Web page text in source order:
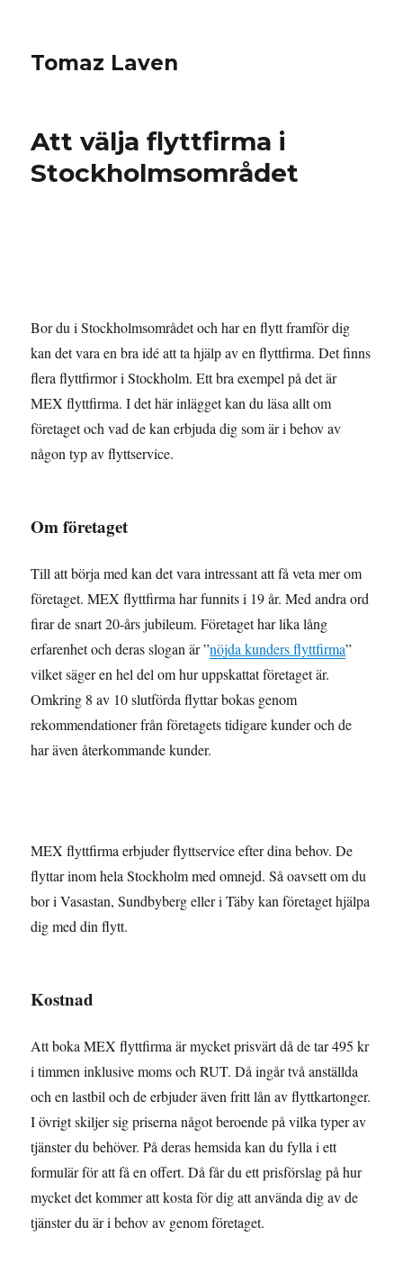
Tomaz Laven
Att välja flyttfirma i
Stockholmsområdet
Bor du i Stockholmsområdet och har en flytt framför dig
kan det vara en bra idé att ta hjälp av en flyttfirma. Det finns
flera flyttfirmor i Stockholm. Ett bra exempel på det är
MEX flyttfirma. I det här inlägget kan du läsa allt om
företaget och vad de kan erbjuda dig som är i behov av
någon typ av flyttservice.
Om företaget
Till att börja med kan det vara intressant att få veta mer om
företaget. MEX flyttfirma har funnits i 19 år. Med andra ord
firar de snart 20-års jubileum. Företaget har lika lång
erfarenhet och deras slogan är ”nöjda kunders flyttfirma”
vilket säger en hel del om hur uppskattat företaget är.
Omkring 8 av 10 slutförda flyttar bokas genom
rekommendationer från företagets tidigare kunder och de
har även återkommande kunder.
MEX flyttfirma erbjuder flyttservice efter dina behov. De
flyttar inom hela Stockholm med omnejd. Så oavsett om du
bor i Vasastan, Sundbyberg eller i Täby kan företaget hjälpa
dig med din flytt.
Kostnad
Att boka MEX flyttfirma är mycket prisvärt då de tar 495 kr
i timmen inklusive moms och RUT. Då ingår två anställda
och en lastbil och de erbjuder även fritt lån av flyttkartonger.
I övrigt skiljer sig priserna något beroende på vilka typer av
tjänster du behöver. På deras hemsida kan du fylla i ett
formulär för att få en offert. Då får du ett prisförslag på hur
mycket det kommer att kosta för dig att använda dig av de
tjänster du är i behov av genom företaget.